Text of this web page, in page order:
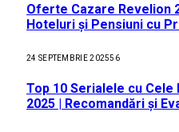
Oferte Cazare Revelion
Hoteluri și Pensiuni cu
24 SEPTEMBRIE 202556
Top 10 Serialele cu Cele
2025 | Recomandări și